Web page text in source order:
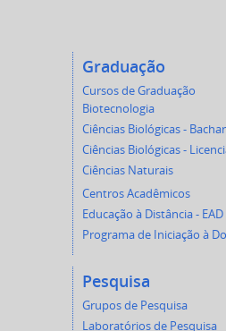
Graduação
Cursos de Graduação
Biotecnologia
Ciências Biológicas -
Ciências Biológicas -
Ciências Naturais
Centros Acadêmicos
Educação à Distância - EAD
Programa de Iniciação à
Pesquisa
Grupos de Pesquisa
Laboratórios de Pesquisa